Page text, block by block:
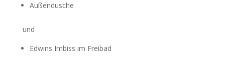
Außendusche
und
Edwins Imbiss im Freibad